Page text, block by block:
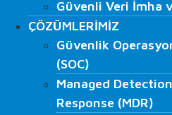
ÇÖZÜMLERİMİZ
Güvenlik
(SOC)
Managed
Response (MDR)
Güvenli Veri İmha
ÇÖZÜMLERİMİZ
Güvenlik
(SOC)
Managed
Response (MDR)